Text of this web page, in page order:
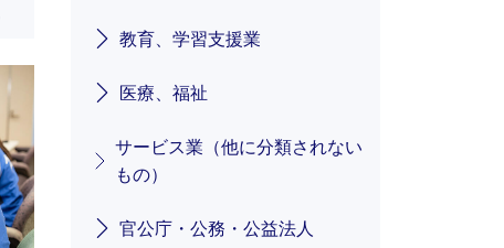
教育、学習支援業
医療、福祉
サービス業（他に分類されない
もの）
官公庁・公務・公益法人